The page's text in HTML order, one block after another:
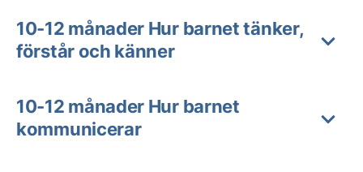
10-12 månader Hur barnet tänker,
förstår och känner
10-12 månader Hur barnet
kommunicerar